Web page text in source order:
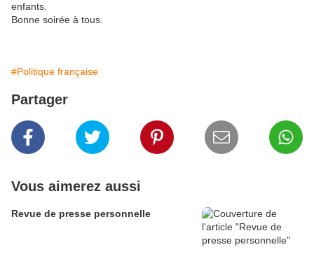
enfants.
Bonne soirée à tous.
#Politique française
Partager
Vous aimerez aussi
Revue de presse personnelle